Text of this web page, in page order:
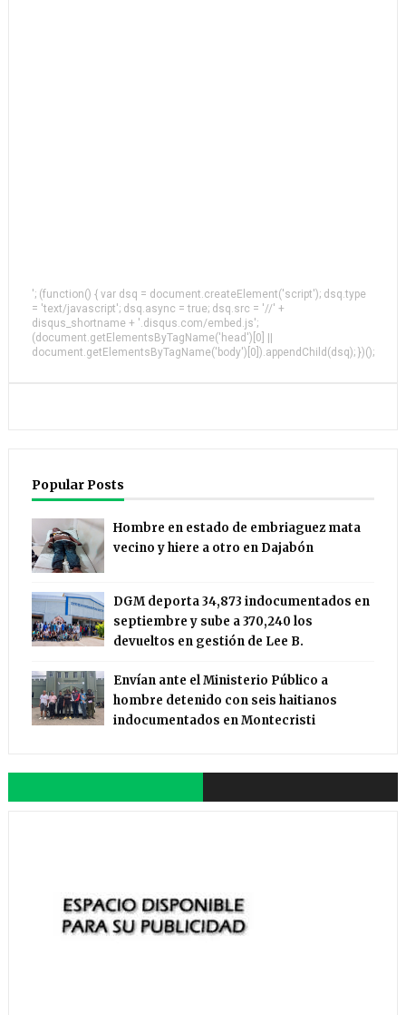
'; (function() { var dsq = document.createElement('script'); dsq.type
= 'text/javascript'; dsq.async = true; dsq.src = '//' +
disqus_shortname + '.disqus.com/embed.js';
(document.getElementsByTagName('head')[0] ||
document.getElementsByTagName('body')[0]).appendChild(dsq); })();
Popular Posts
Hombre en estado de embriaguez mata
vecino y hiere a otro en Dajabón
DGM deporta 34,873 indocumentados en
septiembre y sube a 370,240 los
devueltos en gestión de Lee B.
Envían ante el Ministerio Público a
hombre detenido con seis haitianos
indocumentados en Montecristi